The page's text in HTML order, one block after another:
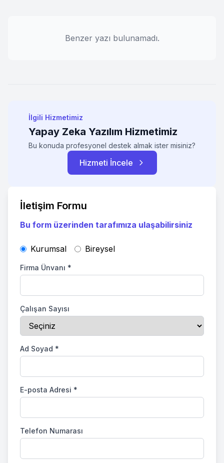
Benzer yazı bulunamadı.
İlgili Hizmetimiz
Yapay Zeka Yazılım Hizmetimiz
Bu konuda profesyonel destek almak ister misiniz?
Hizmeti İncele
İletişim Formu
Bu form üzerinden tarafımıza ulaşabilirsiniz
Kurumsal Bireysel
Firma Ünvanı *
Çalışan Sayısı
Ad Soyad *
E-posta Adresi *
Telefon Numarası